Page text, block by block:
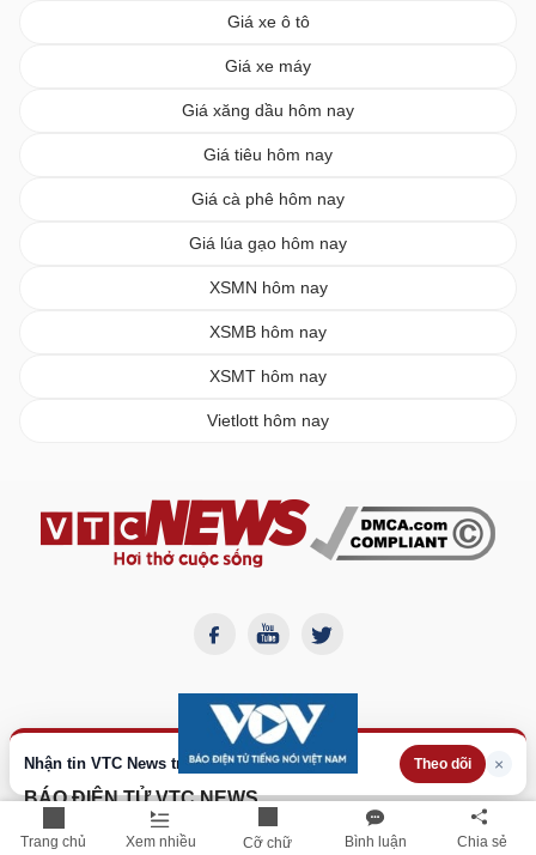
Trang chủ Xem nhiều Cỡ chữ Bình luận Chia sẻ
Nhận tin VTC News trên Google Theo dõi ×
Giá xe ô tô
Giá xe máy
Giá xăng dầu hôm nay
Giá tiêu hôm nay
Giá cà phê hôm nay
Giá lúa gạo hôm nay
XSMN hôm nay
XSMB hôm nay
XSMT hôm nay
Vietlott hôm nay
BÁO ĐIỆN TỬ VTC NEWS
Cơ quan chủ quản:
Đài Tiếng nói Việt Nam